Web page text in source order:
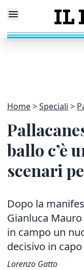
Home Speciali
ballo c’è
scenari
Dopo la
Gianluca
in campo un
decisivo in
Lorenzo Gatto